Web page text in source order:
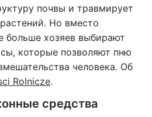
почвы и травмирует
Но вместо
больше хозяев выбирают
которые позволяют пню
человека. Об
Rolnicze.
средства